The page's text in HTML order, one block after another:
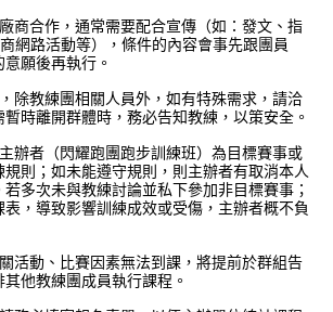
商合作，通常需要配合宣傳（如：發文、指
網路活動等），條件的內容會事先跟團員
願後再執行。
除教練團相關人員外，如有特殊需求，請洽
時離開群體時，務必告知教練，以策安全。
辦者（閃耀跑團跑步訓練班）為目標賽事或
則；如未能遵守規則，則主辦者有取消本人
多次未與教練討論並私下參加非目標賽事；
，導致影響訓練成效或受傷，主辦者概不負
活動、比賽因素無法到課，將提前於群組告
他教練團成員執行課程。